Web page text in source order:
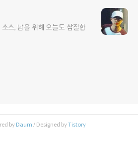
스, 남을 위해 오늘도 삽질합
by Daum / Designed byTistory